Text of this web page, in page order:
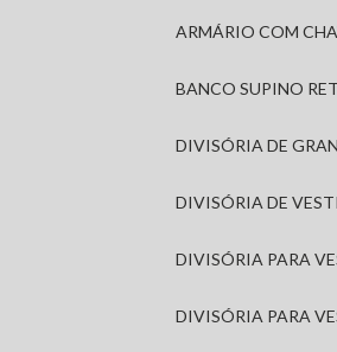
ARMÁRIO COM
BANCO SUPINO
DIVISÓRIA DE
DIVISÓRIA DE
DIVISÓRIA PARA
DIVISÓRIA PARA